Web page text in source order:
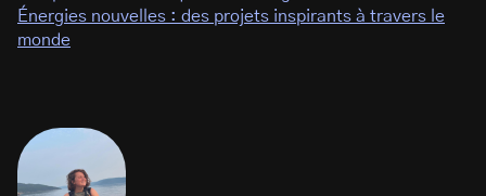
Énergies nouvelles : des projets inspirants à travers le
monde